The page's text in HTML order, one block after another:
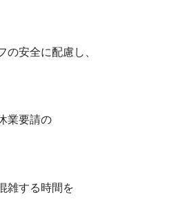
安全に配慮し、
業要請の
雑する時間を